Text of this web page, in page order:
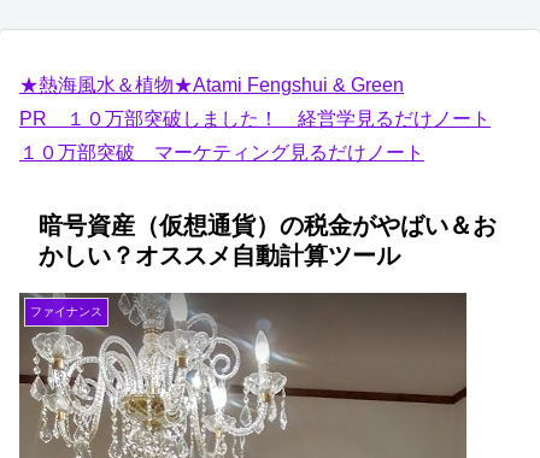
★熱海風水＆植物★Atami Fengshui & Green
PR １０万部突破しました！ 経営学見るだけノート
１０万部突破 マーケティング見るだけノート
暗号資産（仮想通貨）の税金がやばい＆お
かしい？オススメ自動計算ツール
ファイナンス